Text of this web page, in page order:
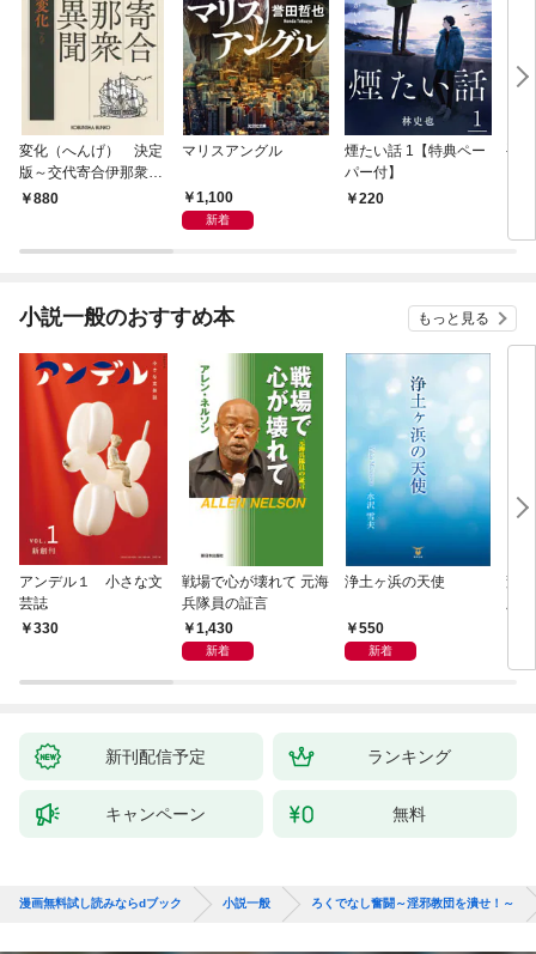
変化（へんげ） 決定
版～交代寄合伊那衆異
聞（1）～
880
マリスアングル
1,100
新着
煙たい話 1【特典ペー
パー付】
220
手
小説一般のおすすめ本 もっと見る
アンデル１ 小さな文
芸誌
330
戦場で心が壊れて 元海
兵隊員の証言
1,430
新着
浄土ヶ浜の天使
550
新着
変
新刊配信予定 ランキング
キャンペーン 無料
漫画無料試し読みならdブック 小説一般 ろくでなし奮闘～淫邪教団を潰せ！～